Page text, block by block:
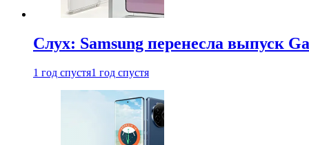
Слух: Samsung перенесла выпуск
1 год спустя1 год спустя